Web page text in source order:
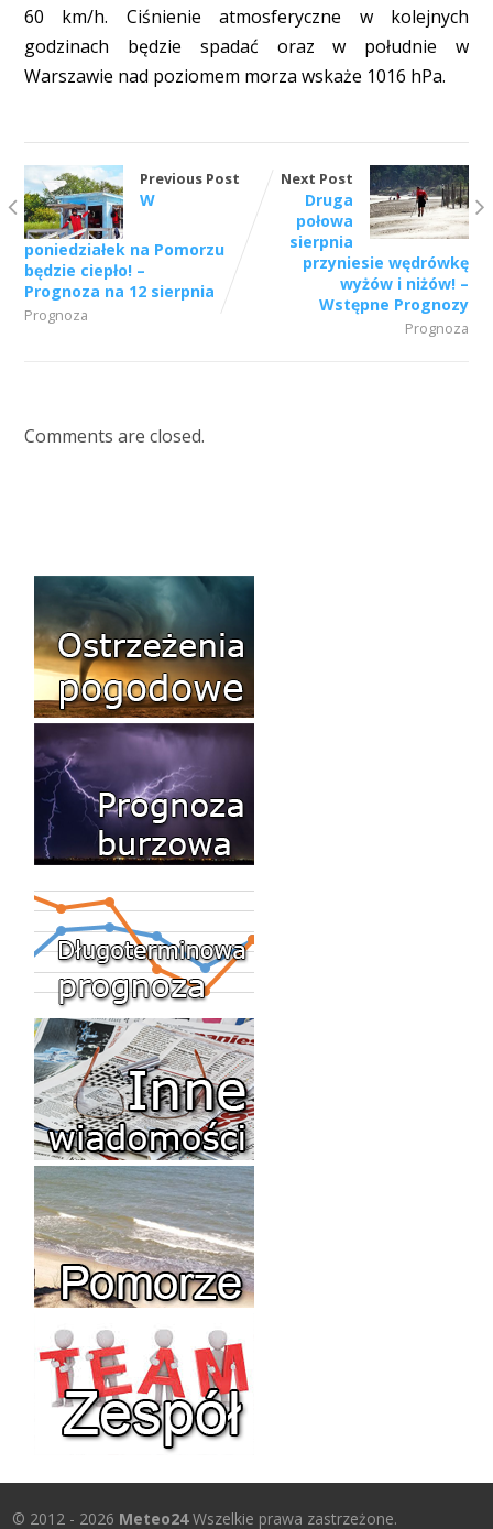
60 km/h. Ciśnienie atmosferyczne w kolejnych
godzinach będzie spadać oraz w południe w
Warszawie nad poziomem morza wskaże 1016 hPa.
Previous Post
W
poniedziałek na Pomorzu
będzie ciepło! –
Prognoza na 12 sierpnia
Prognoza
Next Post
Druga
połowa
sierpnia
przyniesie wędrówkę
wyżów i niżów! –
Wstępne Prognozy
Prognoza
Comments are closed.
© 2012 - 2026 Meteo24Wszelkie prawa zastrzeżone.